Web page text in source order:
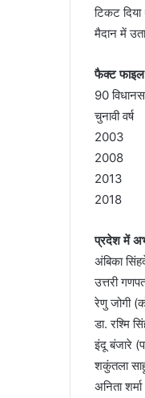
टिकट दिया
मैदान में
फैक्ट फाइल
90
चुनावी वर्ष
2018
प्रदेश में
अंबिका
उत्तरी
रेणु जोगी
डा. रश्मि
इंदू बंजारे
शकुंतला
अनिता